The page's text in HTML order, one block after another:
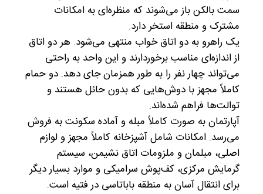
سمت بالکن باز می‌شوند که منظره‌ای به امکانات
مشترک و منطقه استخر دارد.
یک راهرو به دو اتاق خواب منتهی می‌شود. هر دو اتاق
از اندازه‌ای مناسب برخوردارند و این واحد به راحتی
می‌تواند چهار نفر را به طور همزمان جای دهد. دو حمام
کاملاً مجهز با دوش‌هایی که بدون حائل هستند و
توالت‌ها فراهم شده‌اند.
آپارتمان به صورت کاملاً مبله و آماده سکونت به فروش
می‌رسد. امکانات شامل آشپزخانه کاملاً مجهز و لوازم
اصلی، مبلمان و ملزومات اتاق نشیمن، سیستم
گرمایش مرکزی، کف‌پوش سرامیکی و موارد بسیار دیگر
برای انتقال آسان به منطقه باباتاسی در فتیه است.